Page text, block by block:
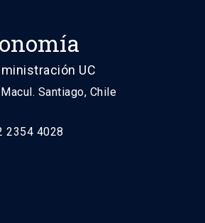
UC
Santiago, Chile
2354 4028